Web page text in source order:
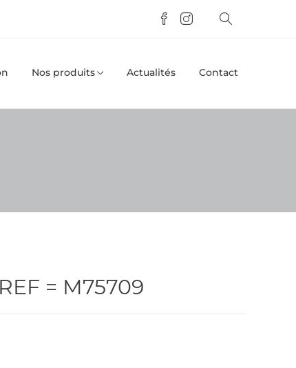
Nos produits Actualités Contact
= M75709